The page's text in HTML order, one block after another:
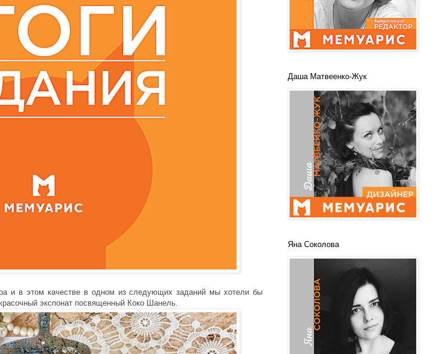
и в этом качестве в одном из следующих заданий мы хотели бы
экспонат посвященный Коко Шанель.
Даша Матвеенко-Жук
Яна Соколова